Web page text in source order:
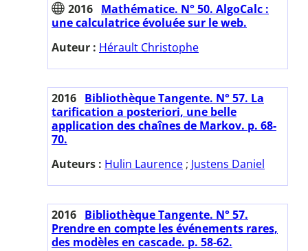
2016 Mathématice. N° 50. AlgoCalc :
une calculatrice évoluée sur le web.
Auteur : Hérault Christophe
2016 Bibliothèque Tangente. N° 57. La
tarification a posteriori, une belle
application des chaînes de Markov. p. 68-
70.
Auteurs : Hulin Laurence ; Justens Daniel
2016 Bibliothèque Tangente. N° 57.
Prendre en compte les événements rares,
des modèles en cascade. p. 58-62.